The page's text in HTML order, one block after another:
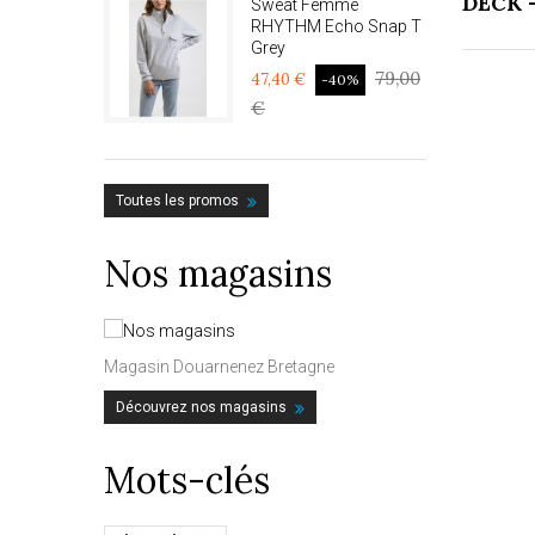
Sweat Femme
RHYTHM Echo Snap T
Grey
47,40 € -40%
79,00
€
Toutes les promos
Nos magasins
Magasin Douarnenez Bretagne
Découvrez nos magasins
Mots-clés